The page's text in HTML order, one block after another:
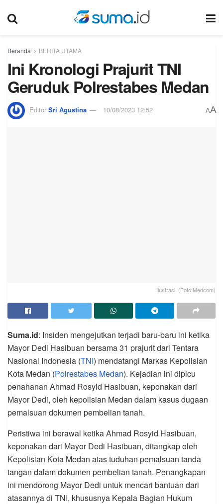
Beranda BERITA UTAMA
Ini Kronologi Prajurit TNI
Geruduk Polrestabes Medan
Editor Sri Agustina 10/08/2023 12:52 AA
Ilustrasi. (Foto:Medcom)
Suma.id: Insiden mengejutkan terjadi baru-baru ini ketika
Mayor Dedi Hasibuan bersama 31 prajurit dari Tentara
Nasional Indonesia (TNI) mendatangi Markas Kepolisian
Kota Medan (Polrestabes Medan). Kejadian ini dipicu
penahanan Ahmad Rosyid Hasibuan, keponakan dari
Mayor Dedi, oleh kepolisian Medan dalam kasus dugaan
pemalsuan dokumen pembelian tanah.
Peristiwa ini berawal ketika Ahmad Rosyid Hasibuan,
keponakan dari Mayor Dedi Hasibuan, ditangkap oleh
Kepolisian Kota Medan atas tuduhan pemalsuan tanda
tangan dalam dokumen pembelian tanah. Penangkapan
ini mendorong Mayor Dedi untuk mencari bantuan dari
atasannya di TNI, khususnya Kepala Bagian Hukum